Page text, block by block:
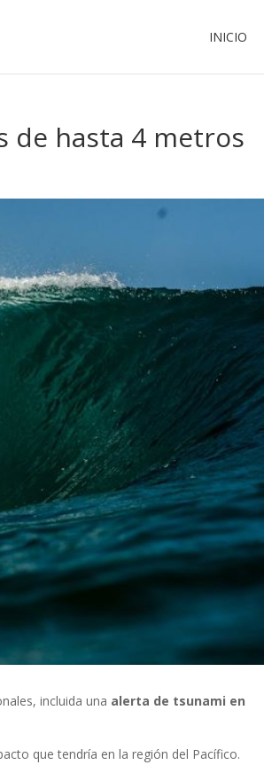
INICIO
de hasta 4 metros
incluida una alerta de tsunami en
que tendría en la región del Pacífico.